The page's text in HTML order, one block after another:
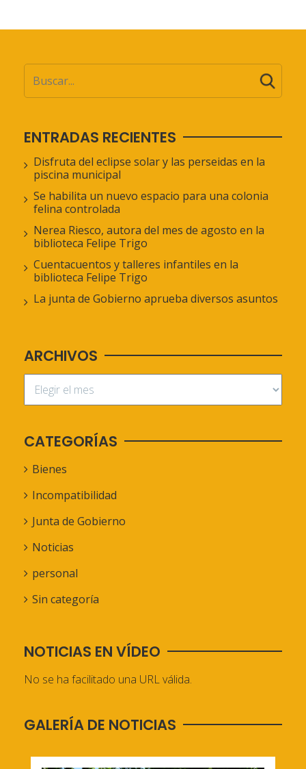
ENTRADAS RECIENTES
Disfruta del eclipse solar y las perseidas en la
piscina municipal
Se habilita un nuevo espacio para una colonia
felina controlada
Nerea Riesco, autora del mes de agosto en la
biblioteca Felipe Trigo
Cuentacuentos y talleres infantiles en la
biblioteca Felipe Trigo
La junta de Gobierno aprueba diversos asuntos
ARCHIVOS
CATEGORÍAS
Bienes
Incompatibilidad
Junta de Gobierno
Noticias
personal
Sin categoría
NOTICIAS EN VÍDEO
No se ha facilitado una URL válida.
GALERÍA DE NOTICIAS